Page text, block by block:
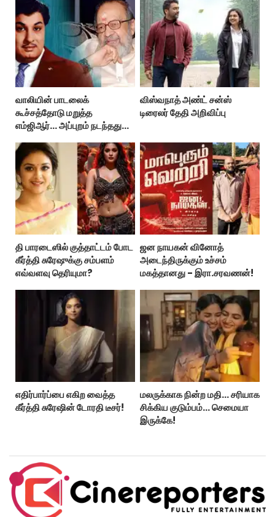
வாலியின் பாடலைக்
கூச்சத்தோடு மறுத்த
எம்ஜிஆர்... அப்புறம் நடந்தது
விஸ்வநாத் அண்ட் சன்ஸ்
டிரைலர் தேதி அறிவிப்பு
தி பாரடைஸில் குத்தாட்டம் போட
கீர்த்தி சுரேஷுக்கு சம்பளம்
எவ்வளவு தெரியுமா?
ஜன நாயகன் வினோத்
அடைந்திருக்கும் உச்சம்
மகத்தானது - இரா.சரவணன்!
எதிர்பார்ப்பை எகிற வைத்த
கீர்த்தி சுரேஷின் டோரதி டீசர்!
மலருக்காக நின்ற மதி… சரியாக
சிக்கிய குடும்பம்… செமையா
இருக்கே!